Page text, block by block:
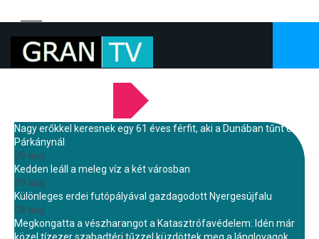
Nagy erőkkel keresnek egy 61 éves férfit, aki a Dunában tűnt el
Párkánynál
09 aug.
Kedden leáll a meleg víz a két városban
09 aug.
Különleges erdei futópályával gazdagodott Nyergesújfalu
08 aug.
Megkongatta a vészharangot a Katasztrófavédelem: Idén már